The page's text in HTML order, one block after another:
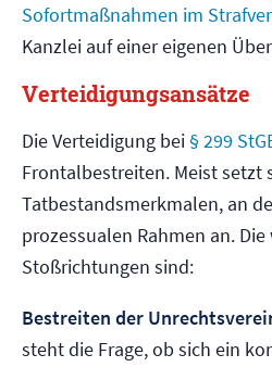
Sofortmaßnahmen im
Kanzlei auf einer eigenen
Verteidigungsansätze
Die Verteidigung bei§ 299
Frontalbestreiten. Meist setzt
Tatbestandsmerkmalen, an
prozessualen Rahmen an.
Stoßrichtungen sind:
Bestreiten der
steht die Frage, ob sich ein